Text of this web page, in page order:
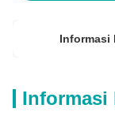
Informasi
Informasi